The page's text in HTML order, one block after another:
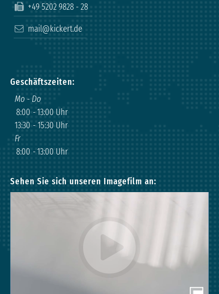
+49 5202 9828 - 28
mail@kickert.de
Geschäftszeiten:
Mo - Do
8:00 -13:00 Uhr
13:30 - 15:30 Uhr
Fr
8:00 -13:00 Uhr
Sehen Sie sich unseren Imagefilm an: